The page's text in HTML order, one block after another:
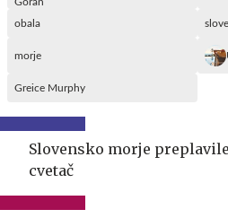
obala
morje
Greice Murphy
Slovensko morje
cvetač